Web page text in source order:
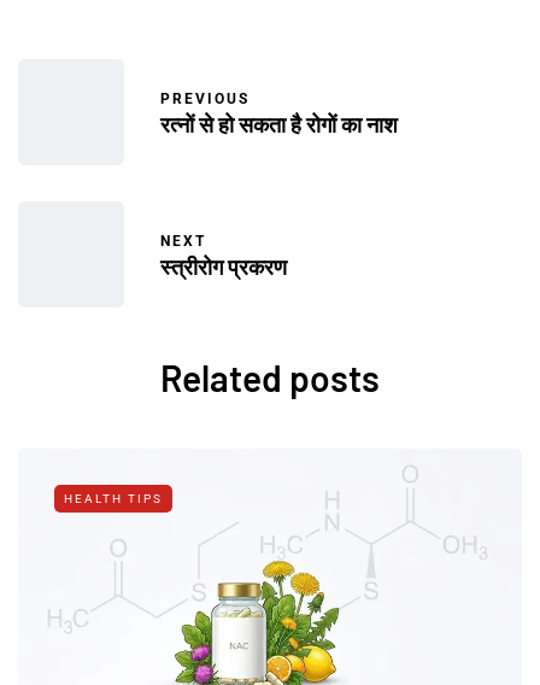
PREVIOUS
रत्नों से हो सकता है रोगों का नाश
NEXT
स्त्रीरोग प्रकरण
Related posts
HEALTH TIPS